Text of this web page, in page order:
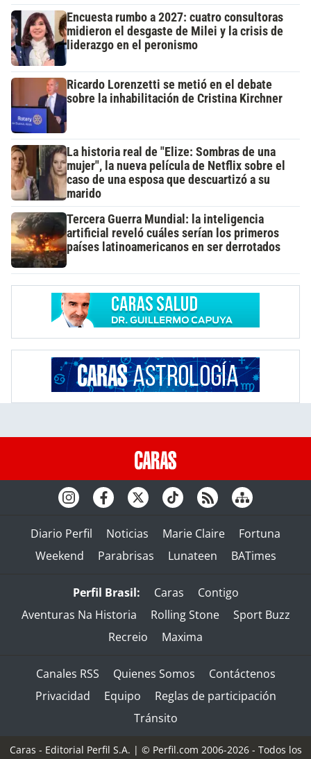
Encuesta rumbo a 2027: cuatro consultoras
midieron el desgaste de Milei y la crisis de
liderazgo en el peronismo
Ricardo Lorenzetti se metió en el debate
sobre la inhabilitación de Cristina Kirchner
La historia real de "Elize: Sombras de una
mujer", la nueva película de Netflix sobre el
caso de una esposa que descuartizó a su
marido
Tercera Guerra Mundial: la inteligencia
artificial reveló cuáles serían los primeros
países latinoamericanos en ser derrotados
Diario Perfil Noticias Marie Claire
Fortuna
Weekend
Parabrisas Lunateen BATimes
Perfil Brasil: Caras
Contigo
Aventuras Na Historia
Rolling Stone
Sport Buzz
Recreio
Maxima
Canales RSS Quienes Somos
Contáctenos
Privacidad
Equipo
Reglas de participación
Tránsito
Caras - Editorial Perfil S.A. | © Perfil.com 2006-2026 - Todos los